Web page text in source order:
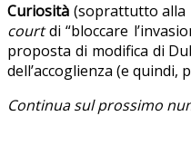
Curiosità (soprattutto alla
courtdi “bloccare
proposta di modifica di
dell’accoglienza (e quindi,
Continua sul prossimo